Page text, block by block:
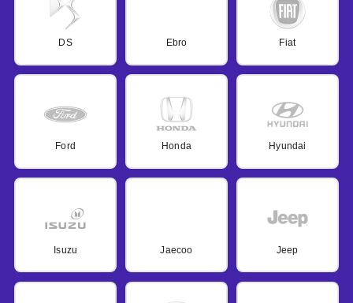
DS Ebro Fiat
Ford Honda Hyundai
Isuzu Jaecoo Jeep